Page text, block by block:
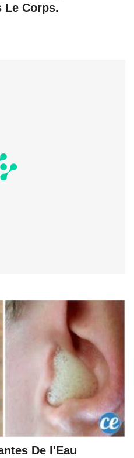
Le Corps.
De l'Eau